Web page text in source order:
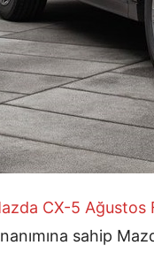
CX-5 Ağustos
sahip